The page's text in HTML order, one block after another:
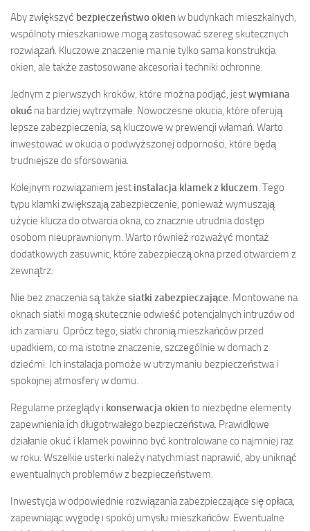
Aby zwiększyć bezpieczeństwo okienw budynkach mieszkalnych,
wspólnoty mieszkaniowe mogą zastosować szereg skutecznych
rozwiązań. Kluczowe znaczenie ma nie tylko sama konstrukcja
okien, ale także zastosowane akcesoria i techniki ochronne.
Jednym z pierwszych kroków, które można podjąć, jestwymiana
okuć na bardziej wytrzymałe. Nowoczesne okucia, które oferują
lepsze zabezpieczenia, są kluczowe w prewencji włamań. Warto
inwestować w okucia o podwyższonej odporności, które będą
trudniejsze do sforsowania.
Kolejnym rozwiązaniem jest instalacja klamek z kluczem. Tego
typu klamki zwiększają zabezpieczenie, ponieważ wymuszają
użycie klucza do otwarcia okna, co znacznie utrudnia dostęp
osobom nieuprawnionym. Warto również rozważyć montaż
dodatkowych zasuwnic, które zabezpieczą okna przed otwarciem z
zewnątrz.
Nie bez znaczenia są także siatki zabezpieczające. Montowane na
oknach siatki mogą skutecznie odwieść potencjalnych intruzów od
ich zamiaru. Oprócz tego, siatki chronią mieszkańców przed
upadkiem, co ma istotne znaczenie, szczególnie w domach z
dziećmi. Ich instalacja pomoże w utrzymaniu bezpieczeństwa i
spokojnej atmosfery w domu.
Regularne przeglądy i konserwacja okiento niezbędne elementy
zapewnienia ich długotrwałego bezpieczeństwa. Prawidłowe
działanie okuć i klamek powinno być kontrolowane co najmniej raz
w roku. Wszelkie usterki należy natychmiast naprawić, aby uniknąć
ewentualnych problemów z bezpieczeństwem.
Inwestycja w odpowiednie rozwiązania zabezpieczające się opłaca,
zapewniając wygodę i spokój umysłu mieszkańców. Ewentualne